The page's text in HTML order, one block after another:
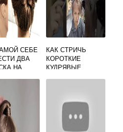
СЕБЕ
ДВА
НА
КАК СТРИЧЬ
КОРОТКИЕ
КУДРЯВЫЕ